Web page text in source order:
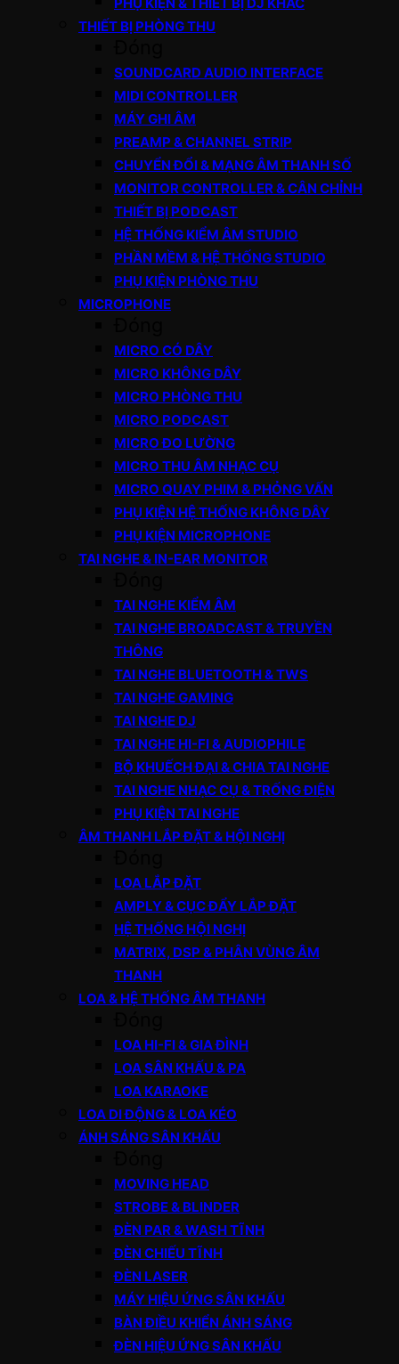
THIẾT BỊ PHÒNG THU
SOUNDCARD AUDIO INTERFACE
MIDI CONTROLLER
MÁY GHI ÂM
PREAMP & CHANNEL STRIP
CHUYỂN ĐỔI & MẠNG ÂM THANH SỐ
MONITOR CONTROLLER & CÂN CHỈNH
THIẾT BỊ PODCAST
HỆ THỐNG KIỂM ÂM STUDIO
PHẦN MỀM & HỆ THỐNG STUDIO
PHỤ KIỆN PHÒNG THU
MICROPHONE
MICRO CÓ DÂY
MICRO KHÔNG DÂY
MICRO PHÒNG THU
MICRO PODCAST
MICRO ĐO LƯỜNG
MICRO THU ÂM NHẠC CỤ
MICRO QUAY PHIM & PHỎNG VẤN
PHỤ KIỆN HỆ THỐNG KHÔNG DÂY
PHỤ KIỆN MICROPHONE
TAI NGHE & IN-EAR MONITOR
TAI NGHE KIỂM ÂM
TAI NGHE BROADCAST & TRUYỀN
THÔNG
TAI NGHE BLUETOOTH & TWS
TAI NGHE GAMING
TAI NGHE DJ
TAI NGHE HI-FI & AUDIOPHILE
BỘ KHUẾCH ĐẠI & CHIA TAI NGHE
TAI NGHE NHẠC CỤ & TRỐNG ĐIỆN
PHỤ KIỆN TAI NGHE
ÂM THANH LẮP ĐẶT & HỘI NGHỊ
LOA LẮP ĐẶT
AMPLY & CỤC ĐẨY LẮP ĐẶT
HỆ THỐNG HỘI NGHỊ
MATRIX, DSP & PHÂN VÙNG ÂM
THANH
LOA & HỆ THỐNG ÂM THANH
LOA HI-FI & GIA ĐÌNH
LOA SÂN KHẤU & PA
LOA KARAOKE
LOA DI ĐỘNG & LOA KÉO
ÁNH SÁNG SÂN KHẤU
MOVING HEAD
STROBE & BLINDER
ĐÈN PAR & WASH TĨNH
ĐÈN CHIẾU TĨNH
ĐÈN LASER
MÁY HIỆU ỨNG SÂN KHẤU
BÀN ĐIỀU KHIỂN ÁNH SÁNG
ĐÈN HIỆU ỨNG SÂN KHẤU